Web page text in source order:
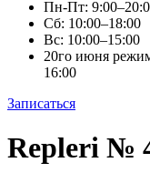
Пн-Пт:
Сб: 10:00–18:00
Вс: 10:00–15:00
20го июня
16:00
Записаться
Skip
to
Repleri №